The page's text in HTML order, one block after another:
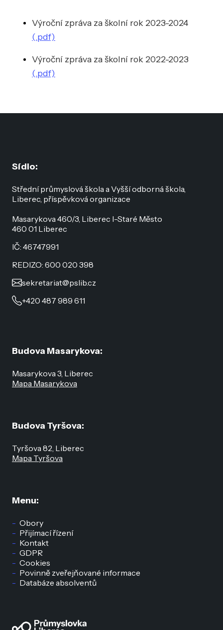
Výroční zpráva za školní rok 2023-2024
(.pdf)
Výroční zpráva za školní rok 2022-2023
(.pdf)
Sídlo:
Střední průmyslová škola a Vyšší odborná škola,
Liberec, příspěvková organizace
Masarykova 460/3, Liberec I-Staré Město
460 01 Liberec
IČ: 46747991
REDIZO: 600 020 398
sekretariat@pslib.cz
+420 487 989 611
Menu:
Obory
Přijímací řízení
Kontakt
GDPR
Cookies
Povinně zveřejňované informace
Databáze absolventů
Budova Masarykova:
Masarykova 3, Liberec
Mapa Masarykova
Budova Tyršova:
Tyršova 82, Liberec
Mapa Tyršova